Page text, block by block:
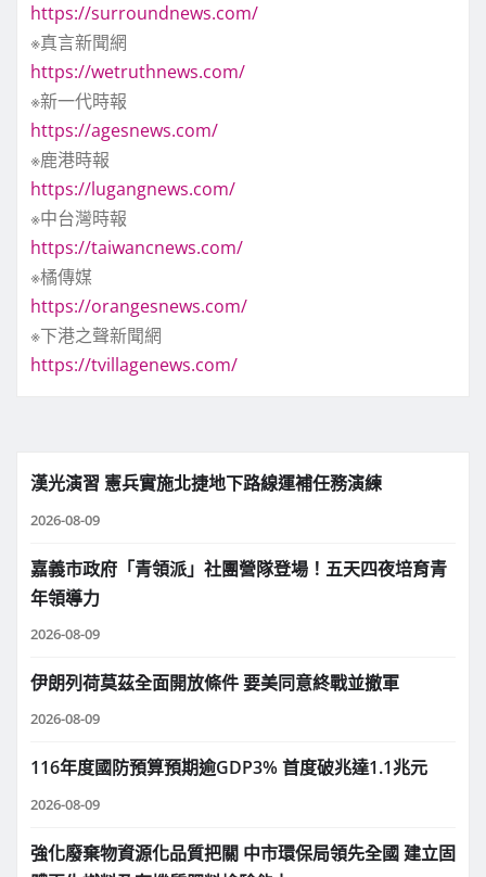
https://surroundnews.com/
※真言新聞網
https://wetruthnews.com/
※新一代時報
https://agesnews.com/
※鹿港時報
https://lugangnews.com/
※中台灣時報
https://taiwancnews.com/
※橘傳媒
https://orangesnews.com/
※下港之聲新聞網
https://tvillagenews.com/
漢光演習 憲兵實施北捷地下路線運補任務演練
2026-08-09
嘉義市政府「青領派」社團營隊登場！五天四夜培育青
年領導力
2026-08-09
伊朗列荷莫茲全面開放條件 要美同意終戰並撤軍
2026-08-09
116年度國防預算預期逾GDP3% 首度破兆達1.1兆元
2026-08-09
強化廢棄物資源化品質把關 中市環保局領先全國 建立固